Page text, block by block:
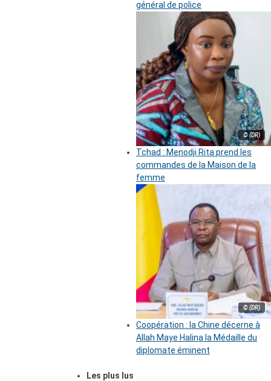
général de police
© (DR)
Tchad : Menodji Rita prend les
commandes de la Maison de la
femme
© (DR)
Coopération : la Chine décerne à
Allah Maye Halina la Médaille du
diplomate éminent
Les plus lus